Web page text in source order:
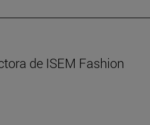
de ISEM Fashion